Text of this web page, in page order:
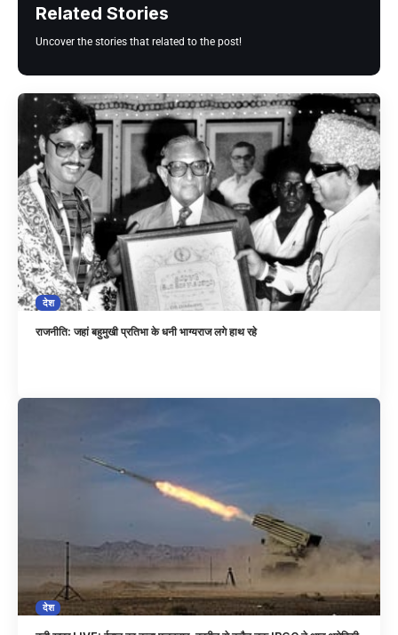
Related Stories
Uncover the stories that related to the post!
देश
राजनीति: जहां बहुमुखी प्रतिभा के धनी भाग्यराज लगे हाथ रहे
देश